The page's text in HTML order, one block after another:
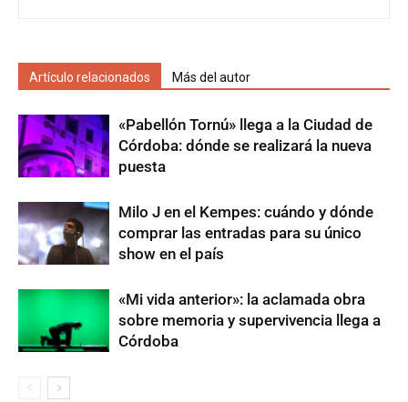
Artículo relacionados Más del autor
«Pabellón Tornú» llega a la Ciudad de
Córdoba: dónde se realizará la nueva
puesta
Milo J en el Kempes: cuándo y dónde
comprar las entradas para su único
show en el país
«Mi vida anterior»: la aclamada obra
sobre memoria y supervivencia llega a
Córdoba